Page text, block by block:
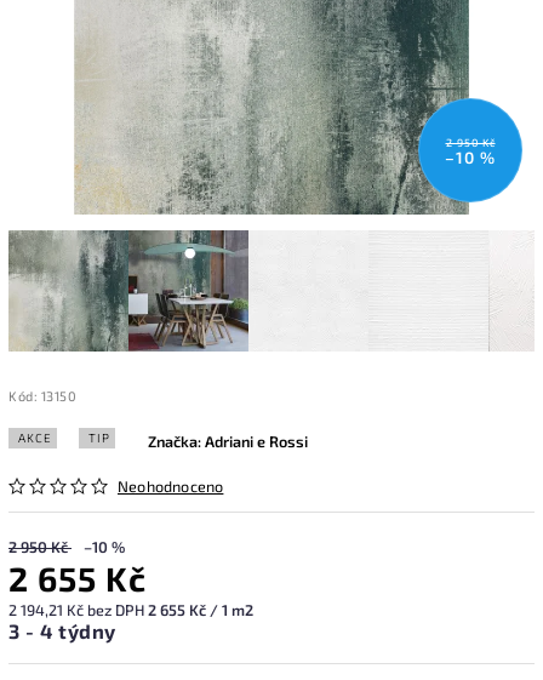
2 950 Kč
–10 %
Kód: 13150
AKCE TIP
Neohodnoceno
Značka:Adriani e Rossi
2 950 Kč –10 %
2 655 Kč
2 194,21 Kč bez DPH2 655 Kč / 1 m2
3 - 4 týdny